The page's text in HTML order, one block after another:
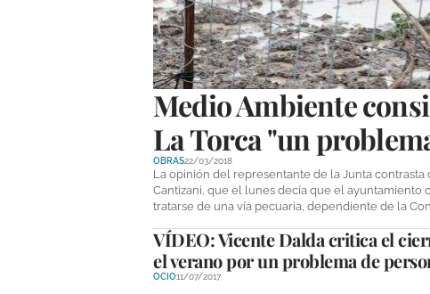
Medio Ambiente
La Torca "un
OBRAS22/03/2018
La opinión del representante de la Junta
Cantizani, que el lunes decía que el ayuntamiento
tratarse de una vía pecuaria, dependiente de la
VÍDEO: Vicente Dalda critica el
el verano por un problema de
OCIO11/07/2017